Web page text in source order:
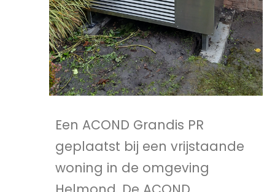
Een ACOND Grandis PR
geplaatst bij een vrijstaande
woning in de omgeving